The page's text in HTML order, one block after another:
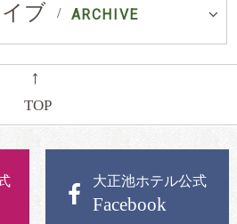
ブ ARCHIVE
←
TOP
大正池ホテル公式
Facebook